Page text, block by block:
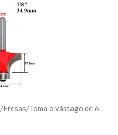
/Fresas/Toma o vástago de 6